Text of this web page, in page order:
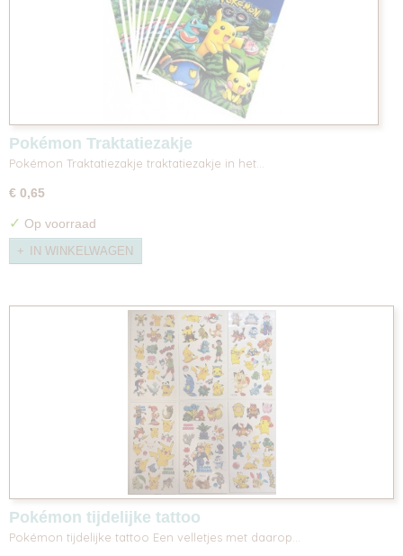
Pokémon Traktatiezakje
Pokémon Traktatiezakje traktatiezakje in het…
€ 0,65
✓ Op voorraad
IN WINKELWAGEN
Pokémon tijdelijke tattoo
Pokémon tijdelijke tattoo Een velletjes met daarop…